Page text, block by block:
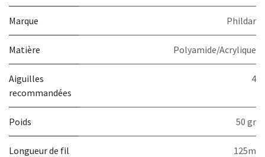
Marque Phildar
Matière Polyamide/Acrylique
Aiguilles
recommandées
4
Poids 50 gr
Longueur de fil 125m